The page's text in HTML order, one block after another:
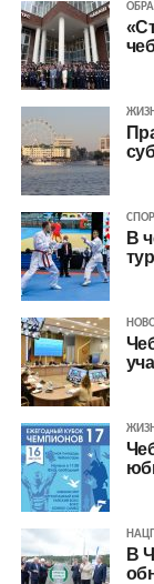
СПОРТ
В
В